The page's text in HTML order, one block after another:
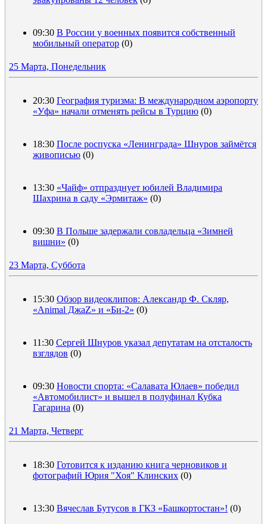
09:30 В России у военных появится собственный
мобильный оператор (0)
25 Марта, Понедельник
20:30 География туризма: В международном аэропорту
«Уфа» начали отменять рейсы в Турцию (0)
18:30 После роспуска «Ленинграда» Шнуров займётся
живописью (0)
13:30 «Чайф» отпразднует юбилей Владимира
Шахрина в саду «Эрмитаж» (0)
09:30 В Польше задержали совладельца «Зимней
вишни» (0)
23 Марта, Суббота
15:30 Обзор видеоклипов: Александр Ф. Скляр,
«Animal ДжаZ» и «Би-2» (0)
11:30 Сергей Шнуров указал депутатам на отсталость
взглядов (0)
09:30 Новости спорта: «Салавата Юлаев» победил
«Автомобилист» и вышел в полуфинал Кубка
Гагарина (0)
21 Марта, Четверг
18:30 Готовится к изданию книга черновиков и
фотографий Юрия "Хоя" Клинских (0)
13:30 Вячеслав Бутусов в ГКЗ «Башкортостан»! (0)